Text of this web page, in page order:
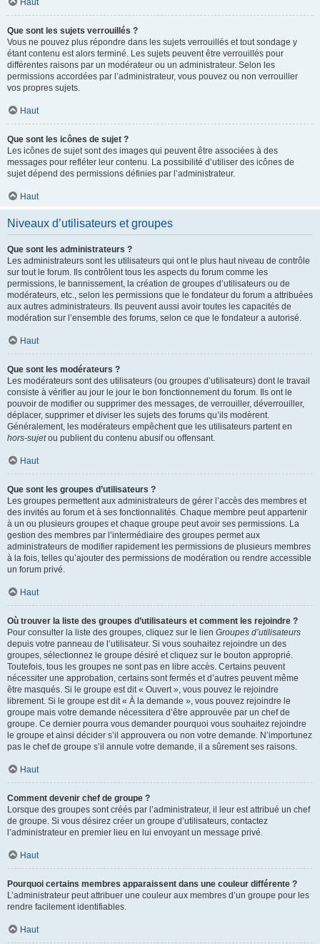
Haut
Que sont les sujets verrouillés ?
Vous ne pouvez plus répondre dans les sujets verrouillés et tout sondage y
étant contenu est alors terminé. Les sujets peuvent être verrouillés pour
différentes raisons par un modérateur ou un administrateur. Selon les
permissions accordées par l’administrateur, vous pouvez ou non verrouiller
vos propres sujets.
Haut
Que sont les icônes de sujet ?
Les icônes de sujet sont des images qui peuvent être associées à des
messages pour refléter leur contenu. La possibilité d’utiliser des icônes de
sujet dépend des permissions définies par l’administrateur.
Haut
Niveaux d’utilisateurs et groupes
Que sont les administrateurs ?
Les administrateurs sont les utilisateurs qui ont le plus haut niveau de contrôle
sur tout le forum. Ils contrôlent tous les aspects du forum comme les
permissions, le bannissement, la création de groupes d’utilisateurs ou de
modérateurs, etc., selon les permissions que le fondateur du forum a attribuées
aux autres administrateurs. Ils peuvent aussi avoir toutes les capacités de
modération sur l’ensemble des forums, selon ce que le fondateur a autorisé.
Haut
Que sont les modérateurs ?
Les modérateurs sont des utilisateurs (ou groupes d’utilisateurs) dont le travail
consiste à vérifier au jour le jour le bon fonctionnement du forum. Ils ont le
pouvoir de modifier ou supprimer des messages, de verrouiller, déverrouiller,
déplacer, supprimer et diviser les sujets des forums qu’ils modèrent.
Généralement, les modérateurs empêchent que les utilisateurs partent en
hors-sujetou publient du contenu abusif ou offensant.
Haut
Que sont les groupes d’utilisateurs ?
Les groupes permettent aux administrateurs de gérer l’accès des membres et
des invités au forum et à ses fonctionnalités. Chaque membre peut appartenir
à un ou plusieurs groupes et chaque groupe peut avoir ses permissions. La
gestion des membres par l’intermédiaire des groupes permet aux
administrateurs de modifier rapidement les permissions de plusieurs membres
à la fois, telles qu’ajouter des permissions de modération ou rendre accessible
un forum privé.
Haut
Où trouver la liste des groupes d’utilisateurs et comment les rejoindre ?
Pour consulter la liste des groupes, cliquez sur le lien Groupes d’utilisateurs
depuis votre panneau de l’utilisateur. Si vous souhaitez rejoindre un des
groupes, sélectionnez le groupe désiré et cliquez sur le bouton approprié.
Toutefois, tous les groupes ne sont pas en libre accès. Certains peuvent
nécessiter une approbation, certains sont fermés et d’autres peuvent même
être masqués. Si le groupe est dit « Ouvert », vous pouvez le rejoindre
librement. Si le groupe est dit « À la demande », vous pouvez rejoindre le
groupe mais votre demande nécessitera d’être approuvée par un chef de
groupe. Ce dernier pourra vous demander pourquoi vous souhaitez rejoindre
le groupe et ainsi décider s’il approuvera ou non votre demande. N’importunez
pas le chef de groupe s’il annule votre demande, il a sûrement ses raisons.
Haut
Comment devenir chef de groupe ?
Lorsque des groupes sont créés par l’administrateur, il leur est attribué un chef
de groupe. Si vous désirez créer un groupe d’utilisateurs, contactez
l’administrateur en premier lieu en lui envoyant un message privé.
Haut
Pourquoi certains membres apparaissent dans une couleur différente ?
L’administrateur peut attribuer une couleur aux membres d’un groupe pour les
rendre facilement identifiables.
Haut